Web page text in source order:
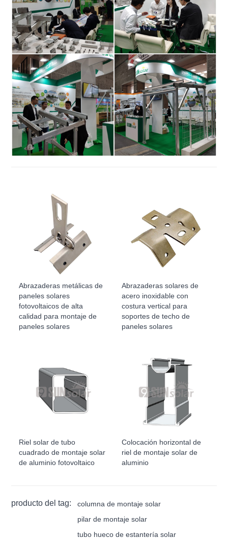
Abrazaderas metálicas de
paneles solares
fotovoltaicos de alta
calidad para montaje de
paneles solares
Abrazaderas solares de
acero inoxidable con
costura vertical para
soportes de techo de
paneles solares
Riel solar de tubo
cuadrado de montaje solar
de aluminio fotovoltaico
Colocación horizontal de
riel de montaje solar de
aluminio
producto del tag:
columna de montaje solar
pilar de montaje solar
tubo hueco de estantería solar